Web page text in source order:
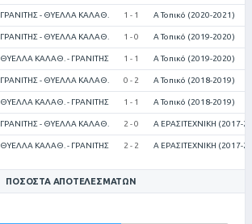
ΓΡΑΝΙΤΗΣ - ΘΥΕΛΛΑ ΚΑΛΑΘ. 1 - 1 Α Τοπικό (2020-2021)
ΓΡΑΝΙΤΗΣ - ΘΥΕΛΛΑ ΚΑΛΑΘ. 1 - 0 Α Τοπικό (2019-2020)
ΘΥΕΛΛΑ ΚΑΛΑΘ. - ΓΡΑΝΙΤΗΣ 1 - 1 Α Τοπικό (2019-2020)
ΓΡΑΝΙΤΗΣ - ΘΥΕΛΛΑ ΚΑΛΑΘ. 0 - 2 Α Τοπικό (2018-2019)
ΘΥΕΛΛΑ ΚΑΛΑΘ. - ΓΡΑΝΙΤΗΣ 1 - 1 Α Τοπικό (2018-2019)
ΓΡΑΝΙΤΗΣ - ΘΥΕΛΛΑ ΚΑΛΑΘ. 2 - 0 Α ΕΡΑΣΙΤΕΧΝΙΚΗ (2017-
ΘΥΕΛΛΑ ΚΑΛΑΘ. - ΓΡΑΝΙΤΗΣ 2 - 2 Α ΕΡΑΣΙΤΕΧΝΙΚΗ (2017-
ΠΟΣΟΣΤΆ ΑΠΟΤΕΛΕΣΜΆΤΩΝ